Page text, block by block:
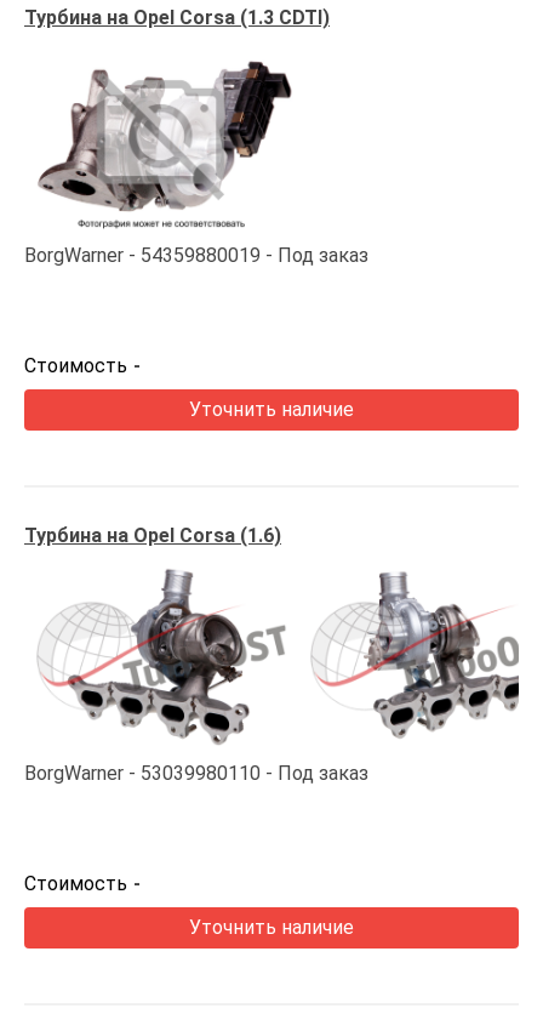
Турбина на Opel Corsa (1.3 CDTI)
BorgWarner 54359880019 Под заказ
Стоимость -
Уточнить наличие
Турбина на Opel Corsa (1.6)
BorgWarner 53039980110 Под заказ
Стоимость -
Уточнить наличие